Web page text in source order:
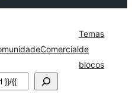
Comercial
Temas
de
blocos